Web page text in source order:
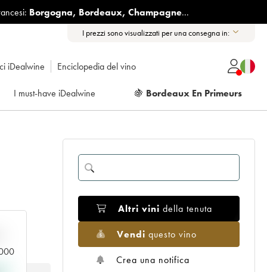
Borgogna, Bordeaux, Champagne...
I prezzi sono visualizzati per una consegna in:
iDealwine Enciclopedia del vino
I must-have iDealwine 🍇 Bordeaux En Primeurs
Altri vini della tenuta
Vendi questo vino
Crea una notifica